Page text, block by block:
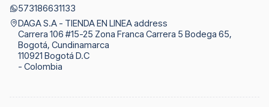
573186631133
DAGA S.A - TIENDA EN LINEA address
Carrera 106 #15-25 Zona Franca Carrera 5 Bodega 65,
Bogotá, Cundinamarca
110921 Bogotá D.C
- Colombia